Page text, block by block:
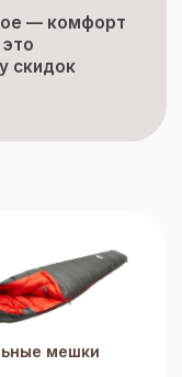
— комфорт
скидок
мешки